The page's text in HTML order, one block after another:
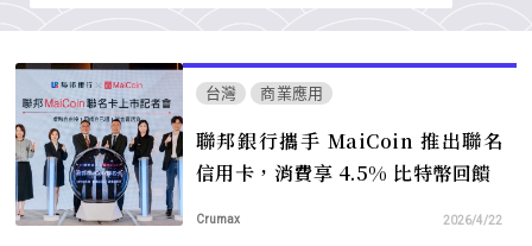
台灣 商業應用
聯邦銀行攜手 MaiCoin 推出聯名
信用卡，消費享 4.5% 比特幣回饋
Crumax 2026/4/22